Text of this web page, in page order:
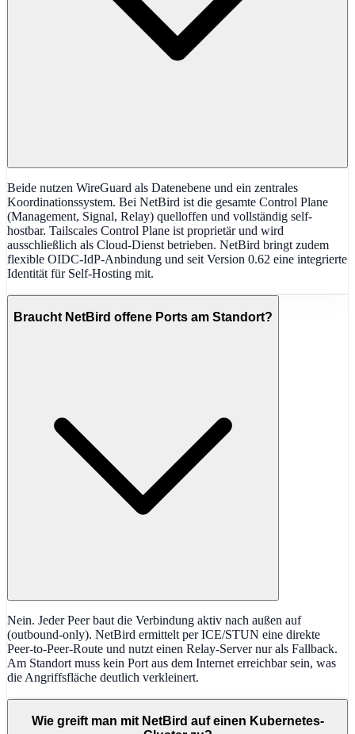
Beide nutzen WireGuard als Datenebene und ein zentrales
Koordinationssystem. Bei NetBird ist die gesamte Control Plane
(Management, Signal, Relay) quelloffen und vollständig self-
hostbar. Tailscales Control Plane ist proprietär und wird
ausschließlich als Cloud-Dienst betrieben. NetBird bringt zudem
flexible OIDC-IdP-Anbindung und seit Version 0.62 eine integrierte
Identität für Self-Hosting mit.
Braucht NetBird offene Ports am Standort?
Nein. Jeder Peer baut die Verbindung aktiv nach außen auf
(outbound-only). NetBird ermittelt per ICE/STUN eine direkte
Peer-to-Peer-Route und nutzt einen Relay-Server nur als Fallback.
Am Standort muss kein Port aus dem Internet erreichbar sein, was
die Angriffsfläche deutlich verkleinert.
Wie greift man mit NetBird auf einen Kubernetes-